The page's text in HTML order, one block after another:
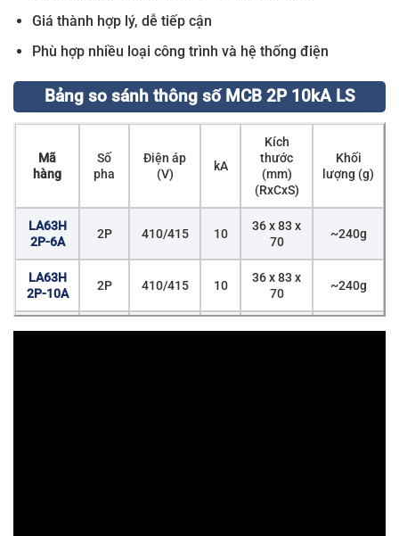
Giá thành hợp lý, dễ tiếp cận
Phù hợp nhiều loại công trình và hệ thống điện
Bảng so sánh thông số MCB 2P 10kA LS
Mã
hàng
Số
pha
Điện áp
(V)
kA
Kích
thước
(mm)
(RxCxS)
Khối
lượng (g)
LA63H
2P-6A
2P 410/415 10
36 x 83 x
70
~240g
LA63H
2P-10A
2P 410/415 10
36 x 83 x
70
~240g
LA63H
36 x 83 x